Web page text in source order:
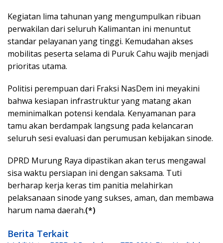
Kegiatan lima tahunan yang mengumpulkan ribuan
perwakilan dari seluruh Kalimantan ini menuntut
standar pelayanan yang tinggi. Kemudahan akses
mobilitas peserta selama di Puruk Cahu wajib menjadi
prioritas utama.
Politisi perempuan dari Fraksi NasDem ini meyakini
bahwa kesiapan infrastruktur yang matang akan
meminimalkan potensi kendala. Kenyamanan para
tamu akan berdampak langsung pada kelancaran
seluruh sesi evaluasi dan perumusan kebijakan sinode.
DPRD Murung Raya dipastikan akan terus mengawal
sisa waktu persiapan ini dengan saksama. Tuti
berharap kerja keras tim panitia melahirkan
pelaksanaan sinode yang sukses, aman, dan membawa
harum nama daerah.(*)
Berita Terkait